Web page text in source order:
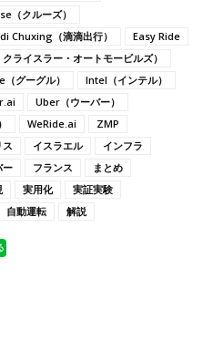
（クルーズ）
Chuxing（滴滴出行）
Easy Ride
ライスラー・オートモービルズ）
グーグル）
Intel（インテル）
Uber（ウーバー）
WeRide.ai
ZMP
ス イスラエル
インフラ
ー フランス
まとめ
実用化
実証実験
自動運転 解説